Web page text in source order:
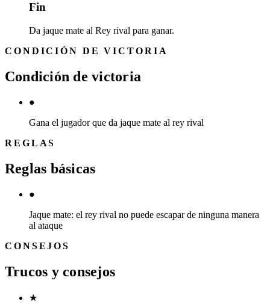
Fin
Da jaque mate al Rey rival para ganar.
CONDICIÓN DE VICTORIA
Condición de victoria
●
Gana el jugador que da jaque mate al rey rival
REGLAS
Reglas básicas
●
Jaque mate: el rey rival no puede escapar de ninguna manera
al ataque
CONSEJOS
Trucos y consejos
★